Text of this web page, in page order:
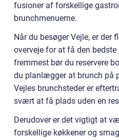
fusioner af forskellige
brunchmenuerne.
Når du besøger Vejle, er der
overveje for at få den
fremmest bør du reservere
du planlægger at brunch på
Vejles brunchsteder er
svært at få plads uden en
Derudover er det vigtigt at
forskellige køkkener og